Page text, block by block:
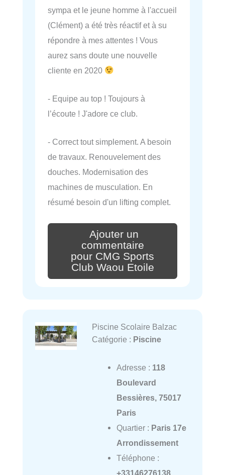
sympa et le jeune homme à l'accueil
(Clément) a été très réactif et à su
répondre à mes attentes ! Vous
aurez sans doute une nouvelle
cliente en 2020
- Equipe au top ! Toujours à
l’écoute ! J'adore ce club.
- Correct tout simplement. A besoin
de travaux. Renouvelement des
douches. Modernisation des
machines de musculation. En
résumé besoin d'un lifting complet.
Ajouter un
commentaire
pour CMG Sports
Club Waou Etoile
Piscine Scolaire Balzac
Catégorie : Piscine
Adresse : 118
Boulevard
Bessières, 75017
Paris
Quartier : Paris 17e
Arrondissement
Téléphone :
+33146276138